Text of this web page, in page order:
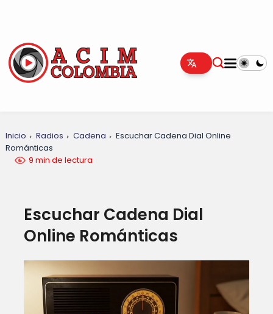
Inicio Radios Cadena
Escuchar Cadena Dial Online
Románticas
9 min de lectura
Escuchar Cadena Dial
Online Románticas